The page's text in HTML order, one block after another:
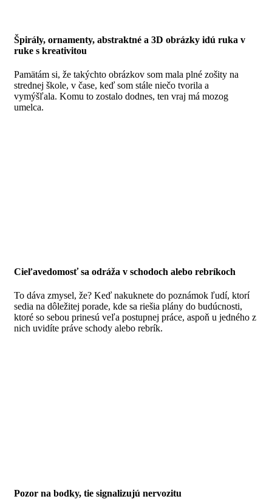
Špirály, ornamenty, abstraktné a 3D obrázky idú ruka v
ruke s kreativitou
Pamätám si, že takýchto obrázkov som mala plné zošity na
strednej škole, v čase, keď som stále niečo tvorila a
vymýšľala. Komu to zostalo dodnes, ten vraj má mozog
umelca.
Cieľavedomosť sa odráža v schodoch alebo rebríkoch
To dáva zmysel, že? Keď nakuknete do poznámok ľudí, ktorí
sedia na dôležitej porade, kde sa riešia plány do budúcnosti,
ktoré so sebou prinesú veľa postupnej práce, aspoň u jedného z
nich uvidíte práve schody alebo rebrík.
Pozor na bodky, tie signalizujú nervozitu